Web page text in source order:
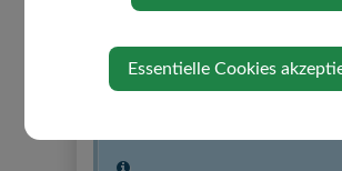
jeden 1. Mittwoch des Monats von
Essentielle Cookies